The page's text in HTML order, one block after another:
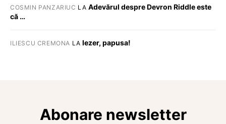
COSMIN PANZARIUC LA Adevărul despre Devron Riddle este
că …
ILIESCU CREMONA LA Iezer, papusa!
Abonare newsletter